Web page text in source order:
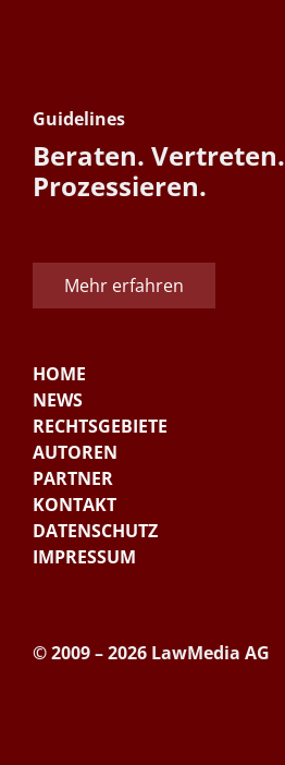
Guidelines
Beraten. Vertreten.
Prozessieren.
Mehr erfahren
HOME
NEWS
RECHTSGEBIETE
AUTOREN
PARTNER
KONTAKT
DATENSCHUTZ
IMPRESSUM
© 2009 – 2026 LawMedia AG